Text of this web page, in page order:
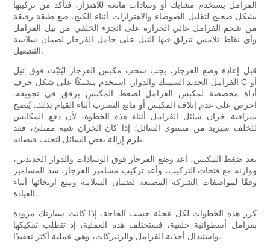
الفرامل يستخدم مشابك أو وسادات مانعة للاهتزاز، فتأكد من تركيبها
بشكل صحيح لتقليل الضوضاء والاهتزازات أثناء الكبح. ضع طبقة رقيقة
من شحم الفرامل عالي الحرارة على الجزء الخلفي من تيل الفرامل
وأي نقاط تلامس تنزلق فيها التيل على حامل الفرجار لضمان سلاسة
التشغيل.
قبل إعادة وضع الفرجار، يجب سحب مكبس الفرجار ليُثبّت فوق تيل
الفرامل الجديد السميك والدوار. استخدم مشبكًا على شكل حرف C أو
أداة مخصصة لمكبس الفرامل لضغط المكبس برفق في تجويفه.
احرص على عدم إتلاف المكبس أو مانع التسرب أثناء القيام بذلك. يُنصح
بمراقبة خزان سائل الفرامل أثناء هذه الخطوة، لأن دفع المكابس
للخلف سيزيد من مستوى السائل؛ إذا كان الخزان شبه ممتلئ، فقد
يلزم إزالة بعض السائل لتجنب فيضانه.
بعد ضغط المكبس، أعد وضع الفرجار فوق الوسادات والدوار الجديدين،
ووازنه مع فتحات التركيب، وأعد تركيب مسامير الفرجار. شد المسامير
وفقًا لمواصفات الشركة المصنعة لضمان السلامة ومنع ارتخائها أثناء
القيادة.
كرر هذه الخطوات لكل عجلة حسب الحاجة. إذا كانت سيارتك مزودة
بفرامل أسطوانية خلفية، فستختلف هذه العملية، إذ تتطلب تفكيكها
واستبدال أحذية الفرامل والزنبركات، وهي عملية أكثر تعقيدًا.